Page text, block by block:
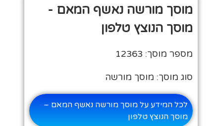
מוסך מורשה נאשף המאם -
מוסך הנוצץ טלפון
מספר מוסך: 12363
סוג מוסך: מוסך מורשה
לכל המידע על מוסך מורשה נאשף המאם –
מוסך הנוצץ טלפון